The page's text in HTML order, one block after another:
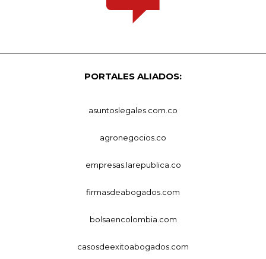
PORTALES ALIADOS:
asuntoslegales.com.co
agronegocios.co
empresas.larepublica.co
firmasdeabogados.com
bolsaencolombia.com
casosdeexitoabogados.com